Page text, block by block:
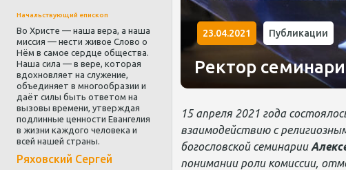
Начальствующий епископ
Во Христе — наша вера, а наша
миссия — нести живое Слово о
Нём в самое сердце общества.
Наша сила — в вере, которая
вдохновляет на служение,
объединяет в многообразии и
даёт силы быть ответом на
вызовы времени, утверждая
подлинные ценности Евангелия
в жизни каждого человека и
всей нашей страны.
Ряховский Сергей
23.04.2021 Публикации
Ректор
15 апреля 2021 года
взаимодействию с
богословской семинарии
понимании роли комиссии,